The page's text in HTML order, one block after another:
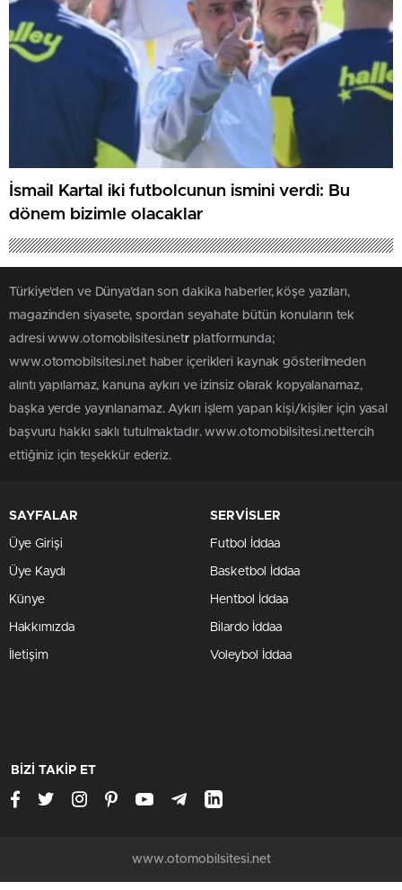
İsmail Kartal iki futbolcunun ismini verdi: Bu
dönem bizimle olacaklar
Türkiye'den ve Dünya’dan son dakika haberler, köşe yazıları,
magazinden siyasete, spordan seyahate bütün konuların tek
adresi www.otomobilsitesi.netr platformunda;
www.otomobilsitesi.net haber içerikleri kaynak gösterilmeden
alıntı yapılamaz, kanuna aykırı ve izinsiz olarak kopyalanamaz,
başka yerde yayınlanamaz. Aykırı işlem yapan kişi/kişiler için yasal
başvuru hakkı saklı tutulmaktadır. www.otomobilsitesi.nettercih
ettiğiniz için teşekkür ederiz.
SAYFALAR
Üye Girişi
Üye Kaydı
Künye
Hakkımızda
İletişim
SERVİSLER
Futbol İddaa
Basketbol İddaa
Hentbol İddaa
Bilardo İddaa
Voleybol İddaa
BİZİ TAKİP ET
www.otomobilsitesi.net